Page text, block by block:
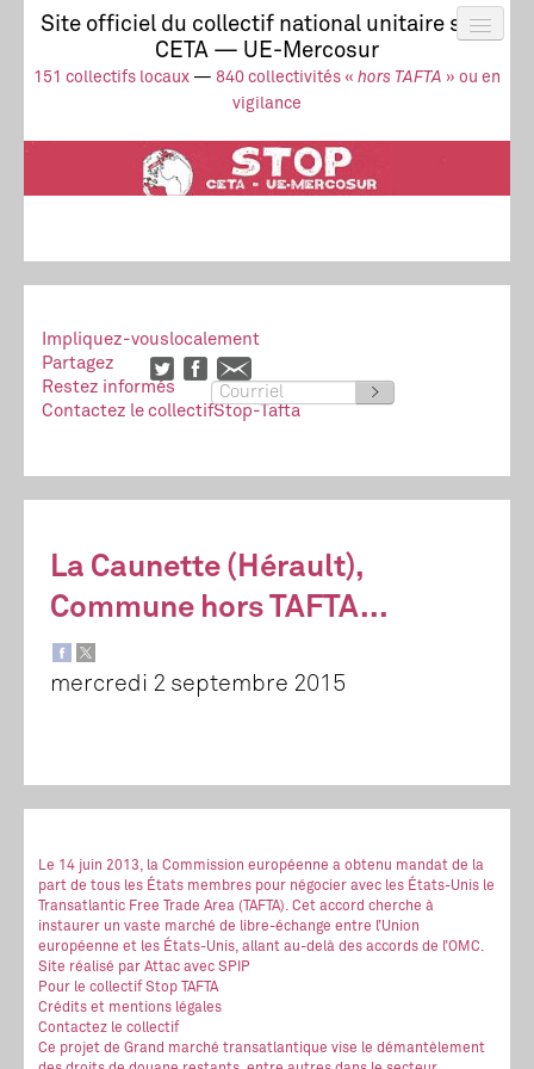
Site officiel du collectif national unitaire stop
CETA — UE-Mercosur
151 collectifs locaux — 840 collectivités « hors TAFTA » ou en
vigilance
Actus
UE-Mercosur
Stop à l’impunité !
TAFTA
CETA
Collectif
Impliquez-vouslocalement
Partagez
Restez informés
>
Contactez le collectifStop-Tafta
La Caunette (Hérault),
Commune hors TAFTA...
mercredi 2 septembre 2015
Le 14 juin 2013, la Commission européenne a obtenu mandat de la
part de tous les États membres pour négocier avec les États-Unis le
Transatlantic Free Trade Area (TAFTA). Cet accord cherche à
instaurer un vaste marché de libre-échange entre l’Union
européenne et les États-Unis, allant au-delà des accords de l’OMC.
Site réalisé par Attac avec SPIP
Pour le collectif Stop TAFTA
Crédits et mentions légales
Contactez le collectif
Ce projet de Grand marché transatlantique vise le démantèlement